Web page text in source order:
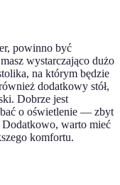
powinno być
wystarczająco dużo
na którym będzie
dodatkowy stół,
Dobrze jest
o oświetlenie — zbyt
Dodatkowo, warto mieć
komfortu.